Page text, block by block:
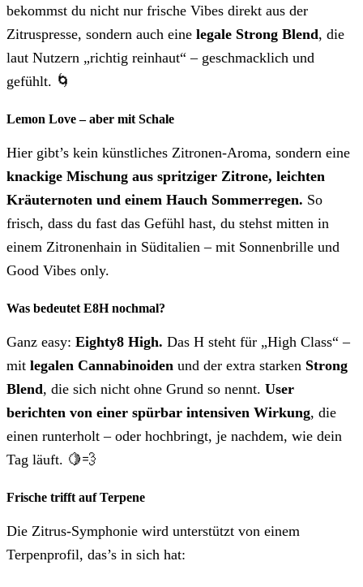
bekommst du nicht nur frische Vibes direkt aus der
Zitruspresse, sondern auch eine legale Strong Blend, die
laut Nutzern „richtig reinhaut“ – geschmacklich und
gefühlt. 🌀
Lemon Love – aber mit Schale
Hier gibt’s kein künstliches Zitronen-Aroma, sondern eine
knackige Mischung aus spritziger Zitrone, leichten
Kräuternoten und einem Hauch Sommerregen. So
frisch, dass du fast das Gefühl hast, du stehst mitten in
einem Zitronenhain in Süditalien – mit Sonnenbrille und
Good Vibes only.
Was bedeutet E8H nochmal?
Ganz easy: Eighty8 High. Das H steht für „High Class“ –
mit legalen Cannabinoiden und der extra starken Strong
Blend, die sich nicht ohne Grund so nennt. User
berichten von einer spürbar intensiven Wirkung, die
einen runterholt – oder hochbringt, je nachdem, wie dein
Tag läuft. 🍋💨
Frische trifft auf Terpene
Die Zitrus-Symphonie wird unterstützt von einem
Terpenprofil, das’s in sich hat: